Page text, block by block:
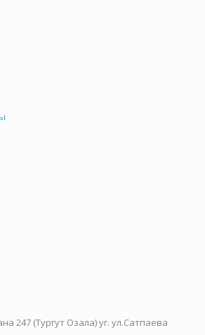
247 (Тургут Озала) уг. ул.Сатпаева